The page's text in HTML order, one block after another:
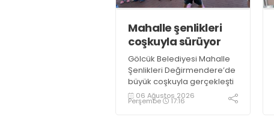
Mahalle şenlikleri
coşkuyla sürüyor
Gölcük Belediyesi Mahalle
Şenlikleri Değirmendere’de
büyük coşkuyla gerçekleşti
06 Ağustos 2026
Perşembe 17:16